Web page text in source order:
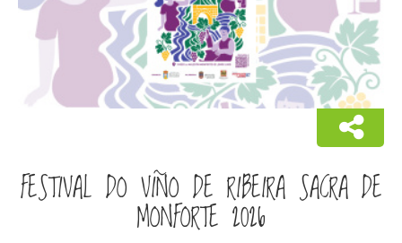
FESTIVAL DO VIÑO DE RIBEIRA SACRA DE
MONFORTE 2026